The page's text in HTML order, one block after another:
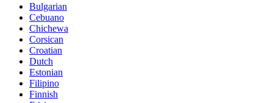
Bulgarian
Cebuano
Chichewa
Corsican
Croatian
Dutch
Estonian
Filipino
Finnish